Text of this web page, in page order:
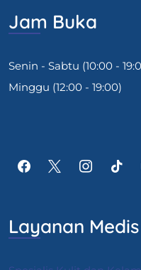
Jam Buka
Senin - Sabtu (10:00 -
Minggu (12:00 - 19:00)
Layanan